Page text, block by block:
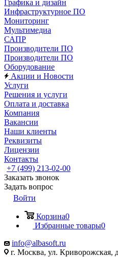
Графика и дизайн
Инфраструктурное ПО
Мониторинг
Мультимедиа
САПР
Производители ПО
Производители ПО
Оборудование
Акции и Новости
Услуги
Решения и услуги
Оплата и доставка
Компания
Вакансии
Наши клиенты
Реквизиты
Лицензии
Контакты
+7 (499) 213-02-00
Заказать звонок
Задать вопрос
Войти
Корзина0
Избранные товары0
info@albasoft.ru
г. Москва, ул.